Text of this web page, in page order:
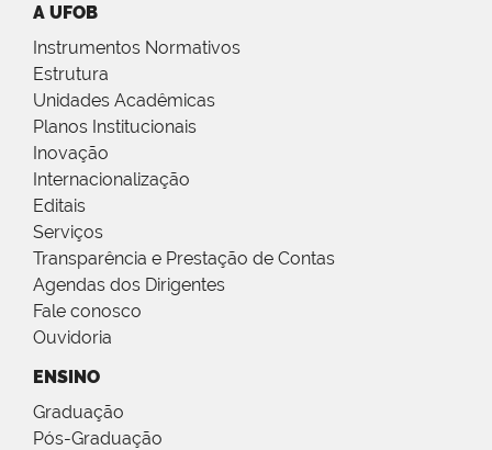
A UFOB
Instrumentos Normativos
Estrutura
Unidades Acadêmicas
Planos Institucionais
Inovação
Internacionalização
Editais
Serviços
Transparência e Prestação de Contas
Agendas dos Dirigentes
Fale conosco
Ouvidoria
ENSINO
Graduação
Pós-Graduação